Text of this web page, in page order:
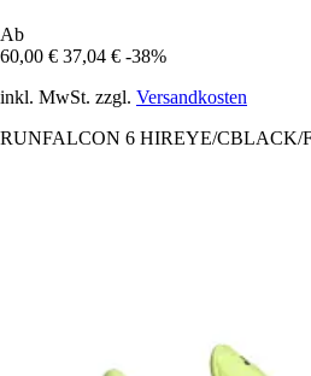
Ab
60,00 € 37,04 € -38%
inkl. MwSt. zzgl. Versandkosten
RUNFALCON 6 HIREYE/CBLACK/